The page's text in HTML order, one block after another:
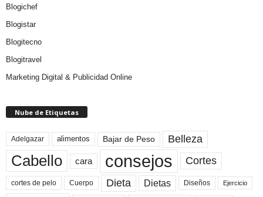
Blogichef
Blogistar
Blogitecno
Blogitravel
Marketing Digital & Publicidad Online
Nube de Etiquetas
Adelgazar alimentos Bajar de Peso Belleza
Cabello cara consejos Cortes
cortes de pelo Cuerpo Dieta Dietas Diseños Ejercicio